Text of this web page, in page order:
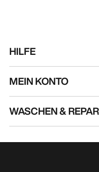
HILFE
MEIN KONTO
WASCHEN &